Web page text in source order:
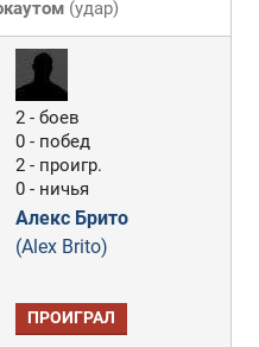
(удар)
2 - боев
0 - побед
2 - проигр.
0 - ничья
Алекс Брито
(Alex Brito)
ПРОИГРАЛ